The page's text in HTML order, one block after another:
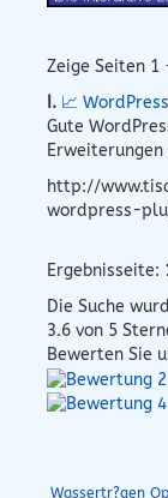
Zeige Seiten 1
I. 📈
Gute
http://
wordpress-
Ergebnisseite:
Die Suche
3.6 von 5
Bewerten Sie
Wassertr?gen